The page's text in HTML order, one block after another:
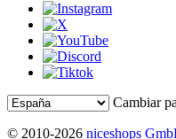
Cambiar
© 2010-2026 niceshops